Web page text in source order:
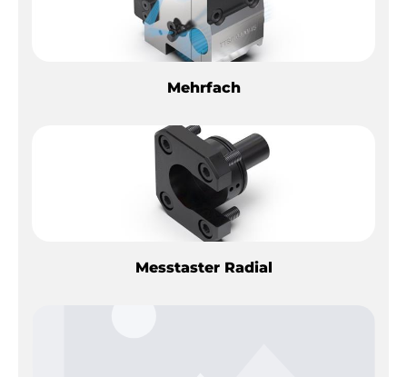
Mehrfach
Messtaster Radial